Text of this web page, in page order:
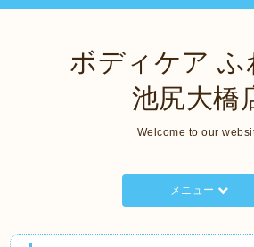
ボディケア ふ
池尻大橋
Welcome to our
メニュー